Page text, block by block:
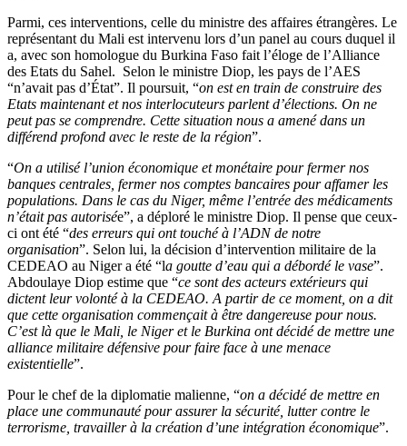
Parmi, ces interventions, celle du ministre des affaires étrangères. Le
représentant du Mali est intervenu lors d’un panel au cours duquel il
a, avec son homologue du Burkina Faso fait l’éloge de l’Alliance
des Etats du Sahel. Selon le ministre Diop, les pays de l’AES
“n’avait pas d’État”. Il poursuit, “on est en train de construire des
Etats maintenant et nos interlocuteurs parlent d’élections. On ne
peut pas se comprendre. Cette situation nous a amené dans un
différend profond avec le reste de la région”.
“On a utilisé l’union économique et monétaire pour fermer nos
banques centrales, fermer nos comptes bancaires pour affamer les
populations. Dans le cas du Niger, même l’entrée des médicaments
n’était pas autorisée”, a déploré le ministre Diop. Il pense que ceux-
ci ont été “des erreurs qui ont touché à l’ADN de notre
organisation”. Selon lui, la décision d’intervention militaire de la
CEDEAO au Niger a été “la goutte d’eau qui a débordé le vase”.
Abdoulaye Diop estime que “ce sont des acteurs extérieurs qui
dictent leur volonté à la CEDEAO. A partir de ce moment, on a dit
que cette organisation commençait à être dangereuse pour nous.
C’est là que le Mali, le Niger et le Burkina ont décidé de mettre une
alliance militaire défensive pour faire face à une menace
existentielle”.
Pour le chef de la diplomatie malienne, “on a décidé de mettre en
place une communauté pour assurer la sécurité, lutter contre le
terrorisme, travailler à la création d’une intégration économique”.